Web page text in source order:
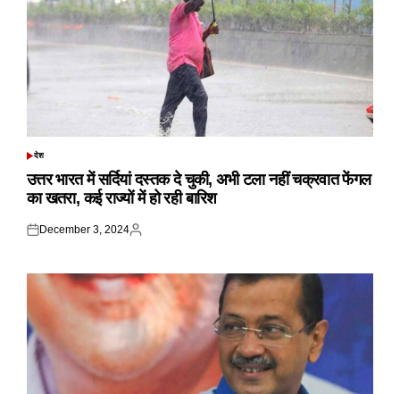
POSTED
देश
उत्तर भारत में सर्दियां दस्तक दे चुकी, अभी टला नहीं चक्रवात फेंगल
का खतरा, कई राज्यों में हो रही बारिश
Posted
December 3, 2024
Posted